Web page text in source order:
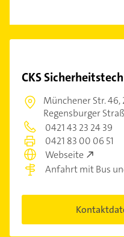
CKS
Münchener Str. 46,
Regensburger
0421 43 23 24 39
0421 83 00 06 51
Webseite
Anfahrt mit Bus